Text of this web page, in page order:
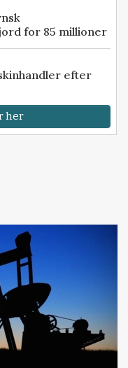
for 85 millioner
efter
her